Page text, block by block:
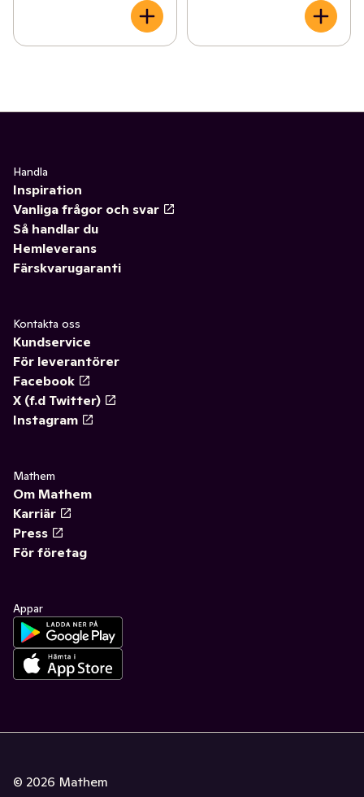
Handla
Inspiration
Vanliga frågor och svar
Så handlar du
Hemleverans
Färskvarugaranti
Kontakta oss
Kundservice
För leverantörer
Facebook
X (f.d Twitter)
Instagram
Mathem
Om Mathem
Karriär
Press
För företag
Appar
© 2026 Mathem